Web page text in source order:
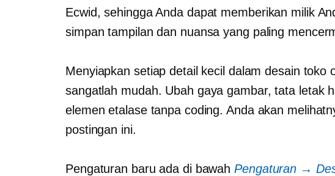
Ecwid, sehingga Anda dapat memberikan milik
simpan tampilan dan nuansa yang paling
Menyiapkan setiap detail kecil dalam desain toko
sangatlah mudah. Ubah gaya gambar, tata letak
elemen etalase tanpa coding. Anda akan
postingan ini.
Pengaturan baru ada di bawahPengaturan →